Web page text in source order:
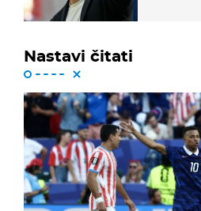
Nastavi čitati